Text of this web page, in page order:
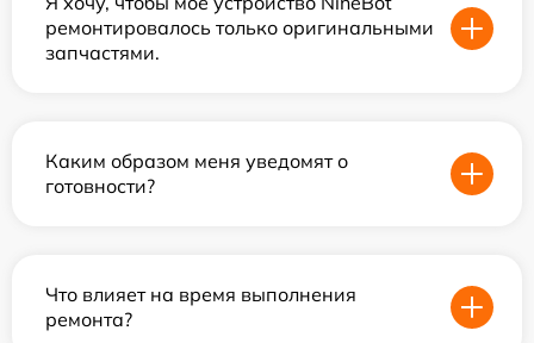
ремонтировалось только оригинальными
запчастями.
Каким образом меня уведомят о
готовности?
Что влияет на время выполнения
ремонта?